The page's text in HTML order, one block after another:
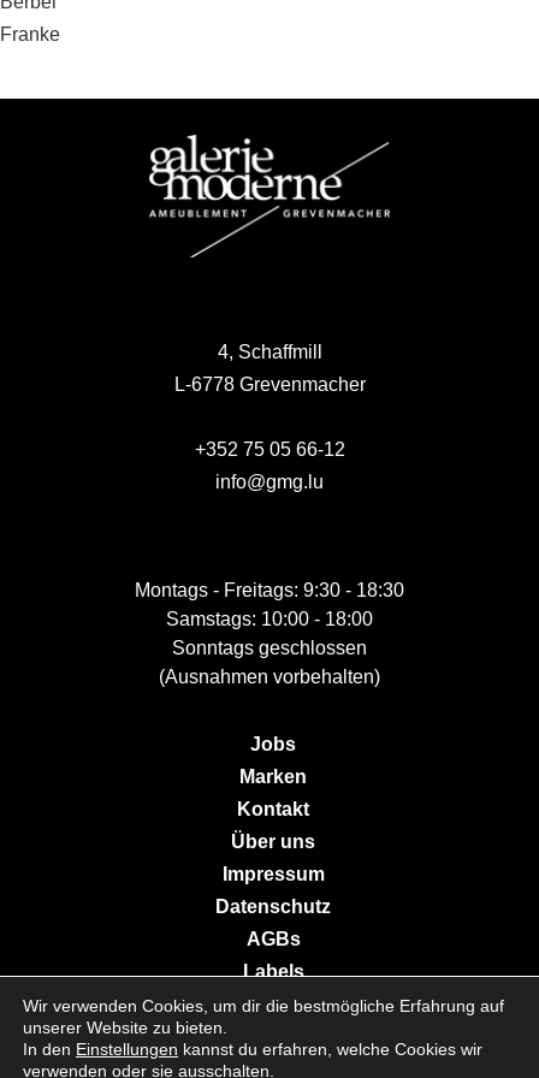
Franke
4, Schaffmill
L-6778 Grevenmacher
+352 75 05 66-12
info@gmg.lu
Montags - Freitags: 9:30 - 18:30
Samstags: 10:00 - 18:00
Sonntags geschlossen
(Ausnahmen vorbehalten)
Jobs
Marken
Kontakt
Über uns
Impressum
Datenschutz
AGBs
Labels
© 2026 Galerie Moderne Grevenmacher. All Rights Reserved.
Wir verwenden Cookies, um dir die bestmögliche Erfahrung auf
unserer Website zu bieten.
In den Einstellungen kannst du erfahren, welche Cookies wir
verwenden oder sie ausschalten.